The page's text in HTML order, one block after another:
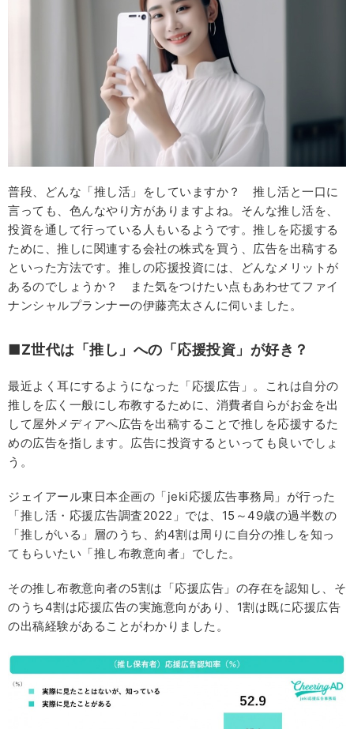
普段、どんな「推し活」をしていますか？ 推し活と一口に
言っても、色んなやり方がありますよね。そんな推し活を、
投資を通して行っている人もいるようです。推しを応援する
ために、推しに関連する会社の株式を買う、広告を出稿する
といった方法です。推しの応援投資には、どんなメリットが
あるのでしょうか？ また気をつけたい点もあわせてファイ
ナンシャルプランナーの伊藤亮太さんに伺いました。
■Z世代は「推し」への「応援投資」が好き？
最近よく耳にするようになった「応援広告」。これは自分の
推しを広く一般にし布教するために、消費者自らがお金を出
して屋外メディアへ広告を出稿することで推しを応援するた
めの広告を指します。広告に投資するといっても良いでしょ
う。
ジェイアール東日本企画の「jeki応援広告事務局」が行った
「推し活・応援広告調査2022」では、15～49歳の過半数の
「推しがいる」層のうち、約4割は周りに自分の推しを知っ
てもらいたい「推し布教意向者」でした。
その推し布教意向者の5割は「応援広告」の存在を認知し、そ
のうち4割は応援広告の実施意向があり、1割は既に応援広告
の出稿経験があることがわかりました。